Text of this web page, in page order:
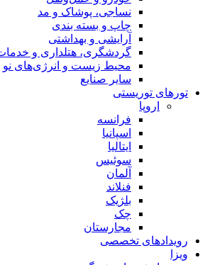
نساجی، پوشاک و مد
چاپ و بسته بندی
آرایشی و بهداشتی
گردشگری، هتلداری و
محیط زیست و انرژی‌های نو
سایر صنایع
تورهای توریستی
اروپا
فرانسه
اسپانیا
ایتالیا
سوئیس
آلمان
فنلاند
بلژیک
چک
مجارستان
رویدادهای تخصصی
ویزا